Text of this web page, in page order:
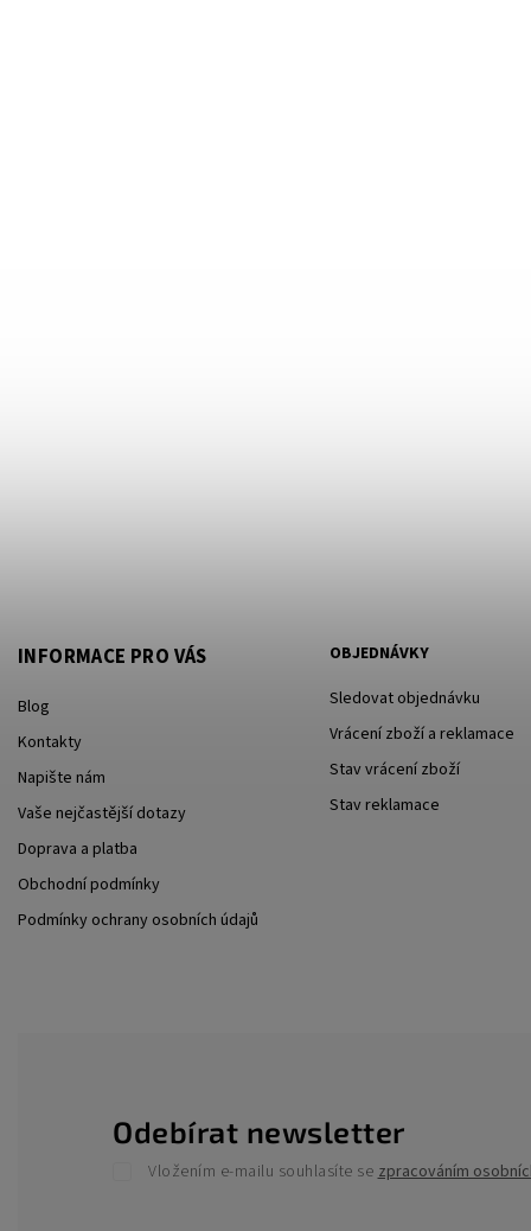
INFORMACE PRO VÁS
Blog
Kontakty
Napište nám
Vaše nejčastější dotazy
Doprava a platba
Obchodní podmínky
Podmínky ochrany osobních údajů
OBJEDNÁVKY
Sledovat objednávku
Vrácení zboží a reklamace
Stav vrácení zboží
Stav reklamace
Odebírat newsletter
Vložením e-mailu souhlasíte sezpracováním